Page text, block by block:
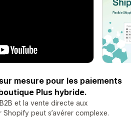
mesure pour les paiements
Plus hybride.
et la vente directe aux
peut s’avérer complexe.